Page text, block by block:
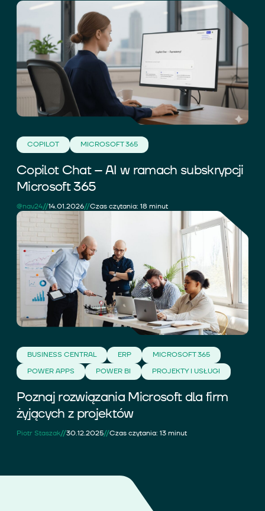
COPILOT MICROSOFT 365
Copilot Chat – AI w ramach subskrypcji
Microsoft 365
@nav24//14.01.2026//Czas czytania: 18 minut
BUSINESS CENTRAL ERP
MICROSOFT 365
POWER APPS
POWER BI PROJEKTY I USŁUGI
Poznaj rozwiązania Microsoft dla firm
żyjących z projektów
Piotr Staszak//30.12.2025//Czas czytania: 13 minut